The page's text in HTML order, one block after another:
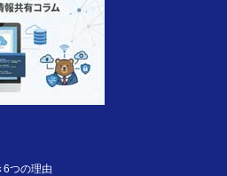
6つの理由